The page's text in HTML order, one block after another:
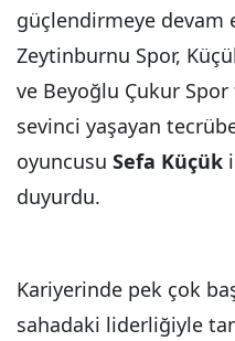
güçlendirmeye devam
Zeytinburnu Spor,
ve Beyoğlu Çukur
sevinci yaşayan
oyuncusu Sefa Küçük
duyurdu.
Kariyerinde pek çok
sahadaki liderliğiyle